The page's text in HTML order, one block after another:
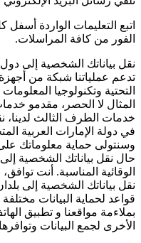
اتبع التعليمات الواردة
الفور من كافة المراسلات.
نقل بياناتك الشخصية إلى
تدعم عملياتنا شبكة من أجهزة
التحتية وتكنولوجيا
المثال لا الحصر، مقدمو
خدمات الطرف الثالث لدينا،
في دولة الإمارات العربية
وسنتولى حماية معلوماتك
حال نقل بياناتك الشخصية
الوقائية المناسبة. أنت
نقل بياناتك الشخصية إلى
قواعد لحماية البيانات
بملاءمة مواقعنا و تطبيق
الأخرى لجمع البيانات